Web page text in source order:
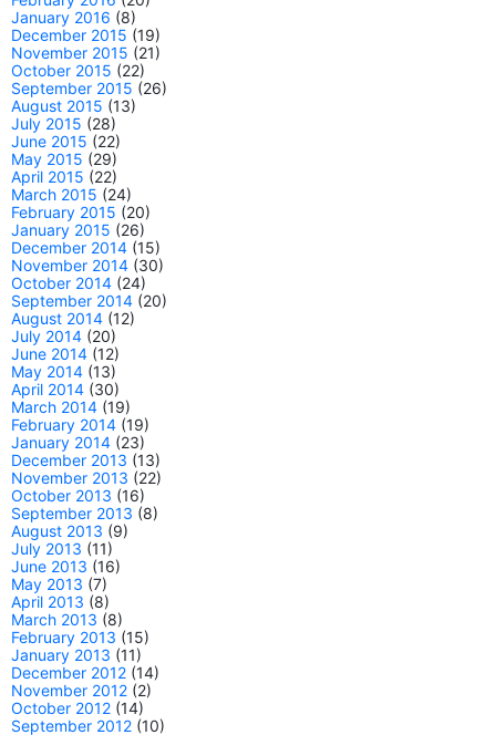
January 2016 (8)
December 2015 (19)
November 2015 (21)
October 2015 (22)
September 2015 (26)
August 2015 (13)
July 2015 (28)
June 2015 (22)
May 2015 (29)
April 2015 (22)
March 2015 (24)
February 2015 (20)
January 2015 (26)
December 2014 (15)
November 2014 (30)
October 2014 (24)
September 2014 (20)
August 2014 (12)
July 2014 (20)
June 2014 (12)
May 2014 (13)
April 2014 (30)
March 2014 (19)
February 2014 (19)
January 2014 (23)
December 2013 (13)
November 2013 (22)
October 2013 (16)
September 2013 (8)
August 2013 (9)
July 2013 (11)
June 2013 (16)
May 2013 (7)
April 2013 (8)
March 2013 (8)
February 2013 (15)
January 2013 (11)
December 2012 (14)
November 2012 (2)
October 2012 (14)
September 2012 (10)